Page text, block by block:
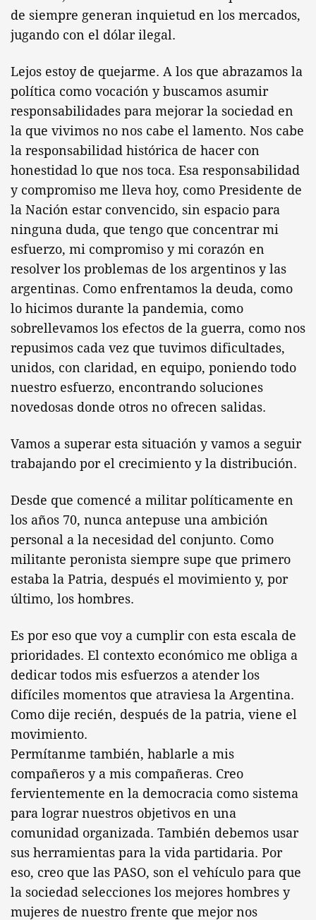
de siempre generan inquietud en los mercados,
jugando con el dólar ilegal.
Lejos estoy de quejarme. A los que abrazamos la
política como vocación y buscamos asumir
responsabilidades para mejorar la sociedad en
la que vivimos no nos cabe el lamento. Nos cabe
la responsabilidad histórica de hacer con
honestidad lo que nos toca. Esa responsabilidad
y compromiso me lleva hoy, como Presidente de
la Nación estar convencido, sin espacio para
ninguna duda, que tengo que concentrar mi
esfuerzo, mi compromiso y mi corazón en
resolver los problemas de los argentinos y las
argentinas. Como enfrentamos la deuda, como
lo hicimos durante la pandemia, como
sobrellevamos los efectos de la guerra, como nos
repusimos cada vez que tuvimos dificultades,
unidos, con claridad, en equipo, poniendo todo
nuestro esfuerzo, encontrando soluciones
novedosas donde otros no ofrecen salidas.
Vamos a superar esta situación y vamos a seguir
trabajando por el crecimiento y la distribución.
Desde que comencé a militar políticamente en
los años 70, nunca antepuse una ambición
personal a la necesidad del conjunto. Como
militante peronista siempre supe que primero
estaba la Patria, después el movimiento y, por
último, los hombres.
Es por eso que voy a cumplir con esta escala de
prioridades. El contexto económico me obliga a
dedicar todos mis esfuerzos a atender los
difíciles momentos que atraviesa la Argentina.
Como dije recién, después de la patria, viene el
movimiento.
Permítanme también, hablarle a mis
compañeros y a mis compañeras. Creo
fervientemente en la democracia como sistema
para lograr nuestros objetivos en una
comunidad organizada. También debemos usar
sus herramientas para la vida partidaria. Por
eso, creo que las PASO, son el vehículo para que
la sociedad selecciones los mejores hombres y
mujeres de nuestro frente que mejor nos